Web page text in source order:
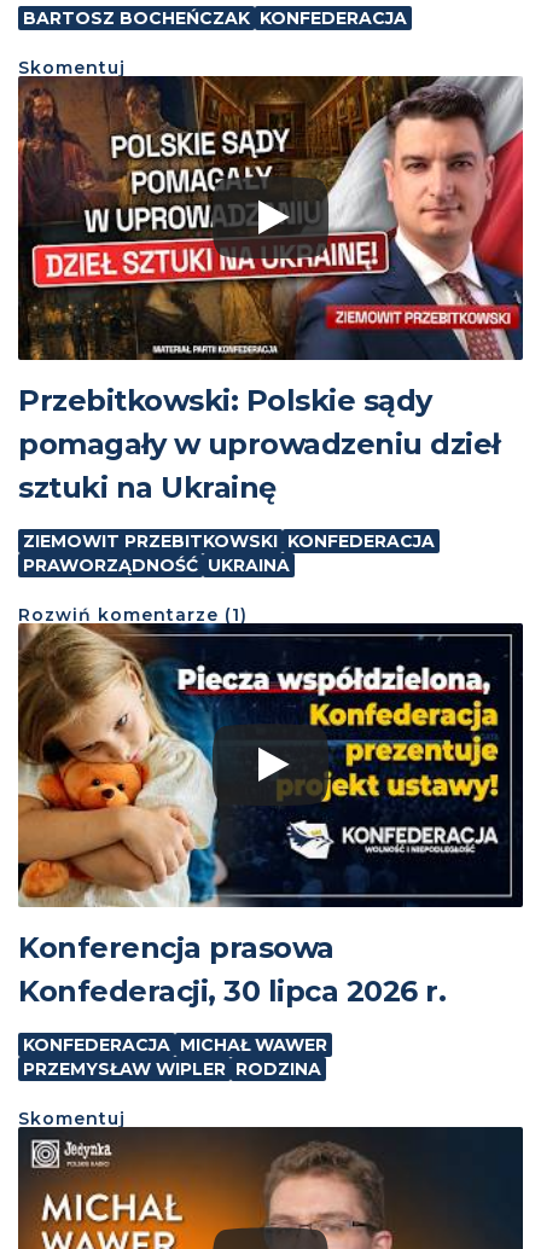
BARTOSZ BOCHEŃCZAK KONFEDERACJA
Skomentuj
Przebitkowski: Polskie sądy
pomagały w uprowadzeniu dzieł
sztuki na Ukrainę
ZIEMOWIT PRZEBITKOWSKI KONFEDERACJA
PRAWORZĄDNOŚĆ UKRAINA
Rozwiń komentarze (1)
Konferencja prasowa
Konfederacji, 30 lipca 2026 r.
KONFEDERACJA MICHAŁ WAWER
PRZEMYSŁAW WIPLER RODZINA
Skomentuj